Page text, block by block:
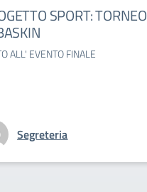
SPORT: TORNEO
ALL' EVENTO FINALE
Segreteria